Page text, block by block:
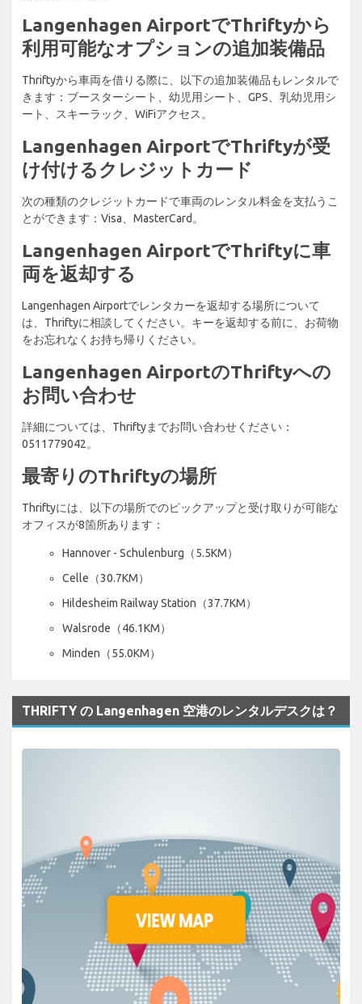
Langenhagen AirportでThriftyから
利用可能なオプションの追加装備品
Thriftyから車両を借りる際に、以下の追加装備品もレンタルで
きます：ブースターシート、幼児用シート、GPS、乳幼児用シ
ート、スキーラック、WiFiアクセス。
Langenhagen AirportでThriftyが受
け付けるクレジットカード
次の種類のクレジットカードで車両のレンタル料金を支払うこ
とができます：Visa、MasterCard。
Langenhagen AirportでThriftyに車
両を返却する
Langenhagen Airportでレンタカーを返却する場所について
は、Thriftyに相談してください。キーを返却する前に、お荷物
をお忘れなくお持ち帰りください。
Langenhagen AirportのThriftyへの
お問い合わせ
詳細については、Thriftyまでお問い合わせください：
0511779042。
最寄りのThriftyの場所
Thriftyには、以下の場所でのピックアップと受け取りが可能な
オフィスが8箇所あります：
Hannover - Schulenburg（5.5KM）
Celle（30.7KM）
Hildesheim Railway Station（37.7KM）
Walsrode（46.1KM）
Minden（55.0KM）
THRIFTY の Langenhagen 空港のレンタルデスクは？